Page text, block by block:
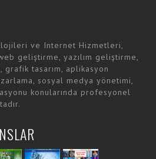
ve Internet Hizmetleri,
geliştirme, yazılım geliştirme,
tasarım, aplikasyon
sosyal medya yönetimi,
konularında profesyonel